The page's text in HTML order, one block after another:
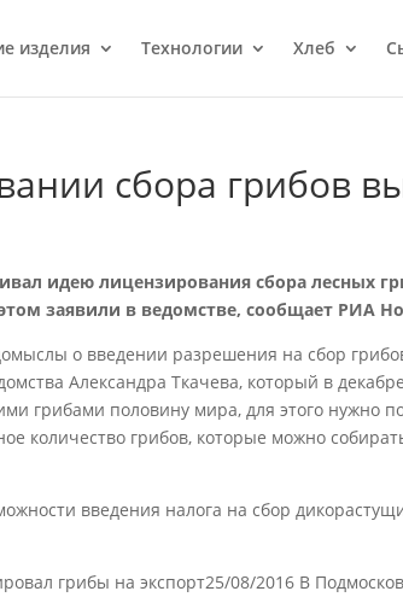
изделия Технологии Хлеб
сбора грибов
идею лицензирования сбора лесных
заявили в ведомстве, сообщает РИА
о введении разрешения на сбор
Александра Ткачева, который в
грибами половину мира, для этого нужно
количество грибов, которые можно
введения налога на сбор
грибы на экспорт25/08/2016 В